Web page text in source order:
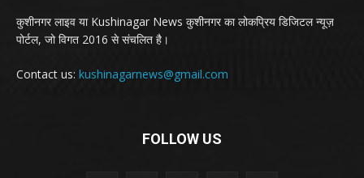
कुशीनगर लाइव या Kushinagar News कुशीनगर का लोकप्रिय डिजिटल न्यूज़
पोर्टल, जो विगत 2016 से संचलित है।
Contact us: kushinagarnews@gmail.com
FOLLOW US